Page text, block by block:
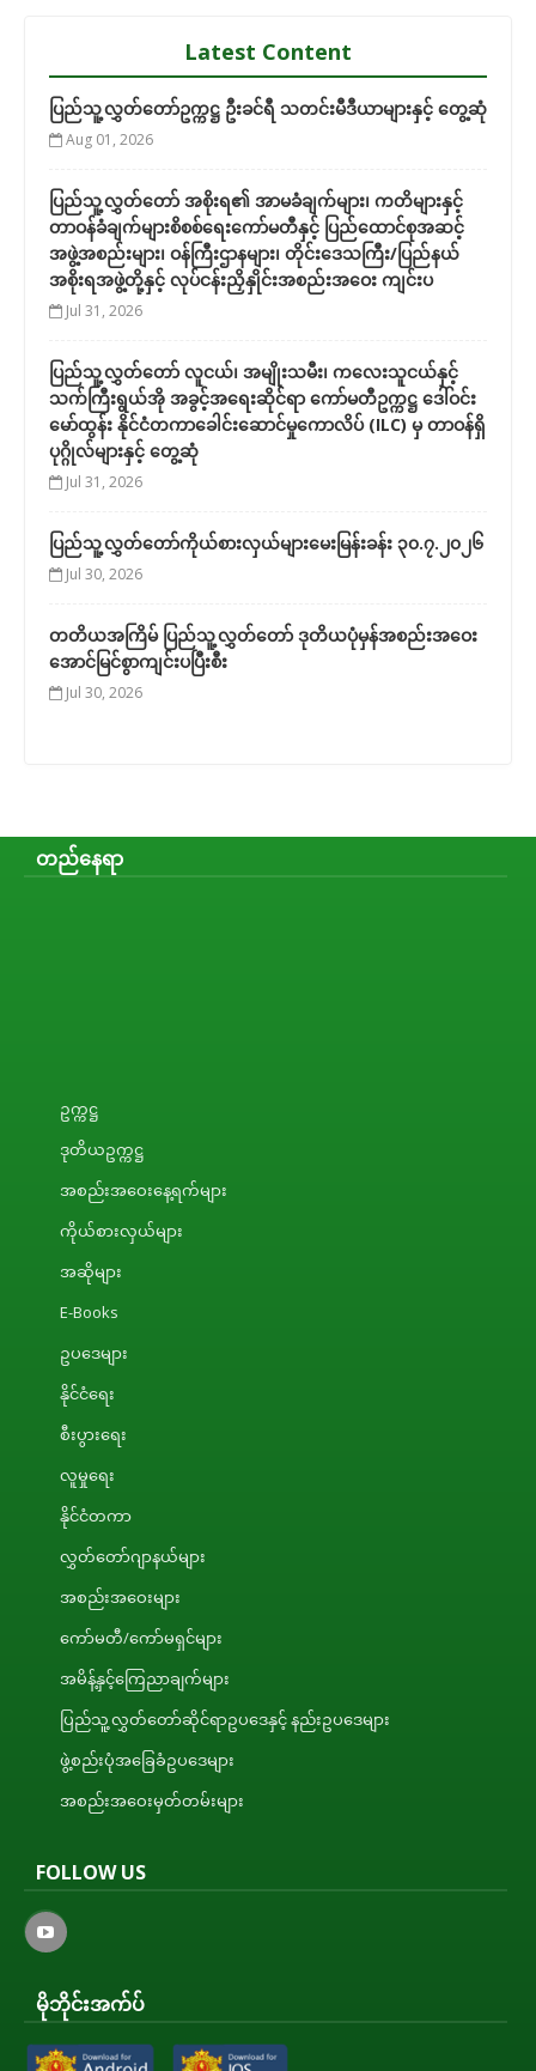
Latest Content
ပြည်သူ့လွှတ်တော်ဥက္ကဋ္ဌ ဦးခင်ရီ သတင်းမီဒီယာများနှင့် တွေ့ဆုံ
Aug 01, 2026
ပြည်သူ့လွှတ်တော် အစိုးရ၏ အာမခံချက်များ၊ ကတိများနှင့်
တာဝန်ခံချက်များစိစစ်ရေးကော်မတီနှင့် ပြည်ထောင်စုအဆင့်
အဖွဲ့အစည်းများ၊ ဝန်ကြီးဌာနများ၊ တိုင်းဒေသကြီး/ပြည်နယ်
အစိုးရအဖွဲ့တို့နှင့် လုပ်ငန်းညှိနှိုင်းအစည်းအဝေး ကျင်းပ
Jul 31, 2026
ပြည်သူ့လွှတ်တော် လူငယ်၊ အမျိုးသမီး၊ ကလေးသူငယ်နှင့်
သက်ကြီးရွယ်အို အခွင့်အရေးဆိုင်ရာ ကော်မတီဥက္ကဋ္ဌ ဒေါ်ဝင်း
မော်ထွန်း နိုင်ငံတကာခေါင်းဆောင်မှုကောလိပ် (ILC) မှ တာဝန်ရှိ
ပုဂ္ဂိုလ်များနှင့် တွေ့ဆုံ
Jul 31, 2026
ပြည်သူ့လွှတ်တော်ကိုယ်စားလှယ်များမေးမြန်းခန်း ၃၀.၇.၂၀၂၆
Jul 30, 2026
တတိယအကြိမ် ပြည်သူ့လွှတ်တော် ဒုတိယပုံမှန်အစည်းအဝေး
အောင်မြင်စွာကျင်းပပြီးစီး
Jul 30, 2026
တည်နေရာ
ဥက္ကဋ္ဌ
ဒုတိယဥက္ကဋ္ဌ
အစည်းအဝေးနေ့ရက်များ
ကိုယ်စားလှယ်များ
အဆိုများ
E-Books
ဥပဒေများ
နိုင်ငံရေး
စီးပွားရေး
လူမှုရေး
နိုင်ငံတကာ
လွှတ်တော်ဂျာနယ်များ
အစည်းအဝေးများ
ကော်မတီ/ကော်မရှင်များ
အမိန့်နှင့်ကြေညာချက်များ
ပြည်သူ့လွှတ်တော်ဆိုင်ရာဥပဒေနှင့် နည်းဥပဒေများ
ဖွဲ့စည်းပုံအခြေခံဥပဒေများ
အစည်းအဝေးမှတ်တမ်းများ
FOLLOW US
မိုဘိုင်းအက်ပ်